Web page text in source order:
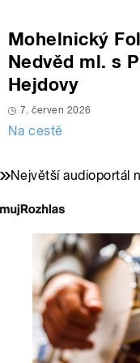
Mohelnický
Nedvěd ml. s
Hejdovy
7. červen 2026
Na cestě
Největší audioportál